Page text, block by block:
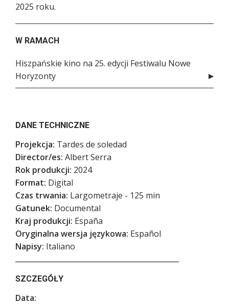
2025 roku.
W RAMACH
Hiszpańskie kino na 25. edycji Festiwalu Nowe
Horyzonty
DANE TECHNICZNE
Projekcja: Tardes de soledad
Director/es: Albert Serra
Rok produkcji: 2024
Format: Digital
Czas trwania: Largometraje - 125 min
Gatunek: Documental
Kraj produkcji: España
Oryginalna wersja językowa: Español
Napisy: Italiano
SZCZEGÓŁY
Data: